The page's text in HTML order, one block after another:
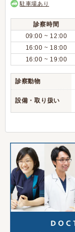
駐車場あり
診察時間
09:00 ~ 12:00
16:00 ~ 18:00
16:00 ~ 19:00
診察動物
設備・取り扱い